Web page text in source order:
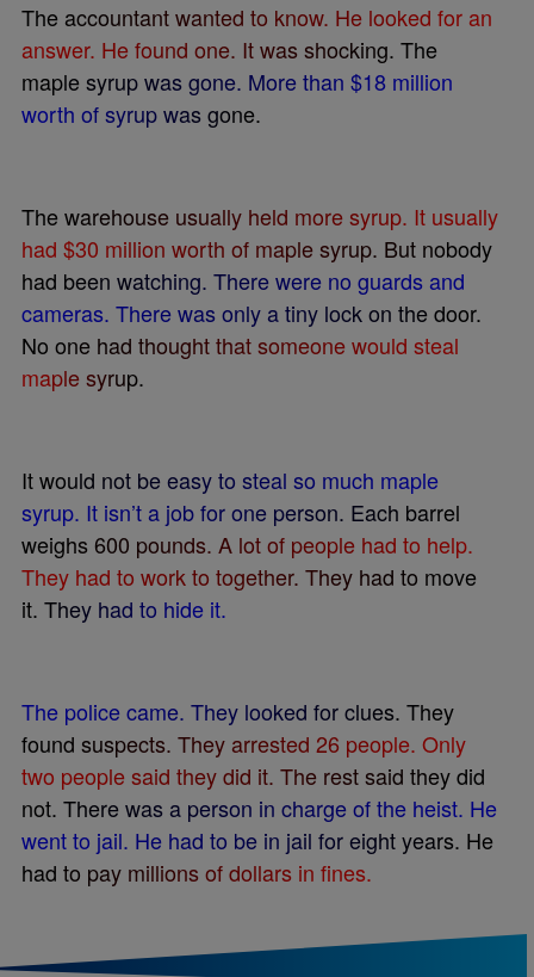
Theaccountantwanted to know. He looked foran
answer. Hefound one. Itwas shocking. The
maplesyrupwas gone. Morethan $18 million
worth ofsyrupwas gone.
Thewarehouse usually held moresyrup. It usually
had $30 million worth of maplesyrup. But nobody
had been watching. Therewere no guards and
cameras. Therewas onlyatiny lockon thedoor.
No one had thoughtthatsomeonewould steal
maplesyrup.
Itwould not beeasyto steal so much maple
syrup. It isn’ta jobforone person. Each barrel
weighs 600 pounds. A lotof people had to help.
They had to workto together. They had to move
it. They had to hide it.
The policecame. They looked forclues. They
found suspects. Theyarrested 26 people. Only
two peoplesaid theydid it. The restsaid theydid
not. Therewas a person in chargeofthe heist. He
wentto jail. He had to be in jail foreightyears. He
had to pay millions ofdollars in fnes.